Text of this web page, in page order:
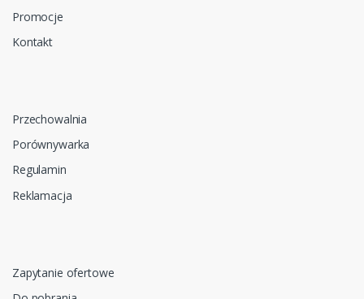
Promocje
Kontakt
Przechowalnia
Porównywarka
Regulamin
Reklamacja
Zapytanie ofertowe